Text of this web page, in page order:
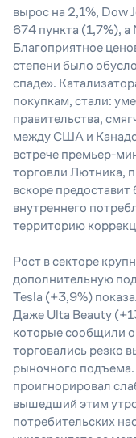
вырос на 2,1%, Dow
674 пункта (1,7%),
Благоприятное
степени было
спаде».
покупкам, стали:
правительства,
между США и
встрече премьер-
торговли Лютника,
вскоре
внутреннего
территорию
Рост в секторе
дополнительную
Tesla (+3,9%)
Даже Ulta Beauty
которые сообщили
торговались резко
рыночного подъема.
проигнорировал
вышедший этим
потребительских